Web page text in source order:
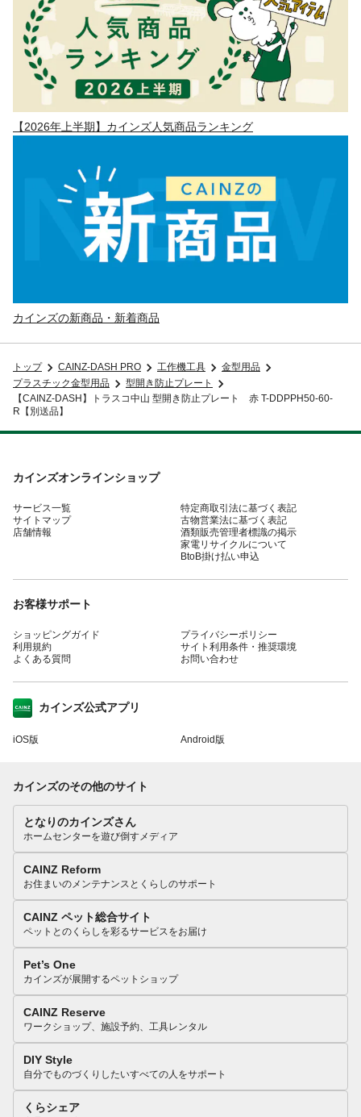
【2026年上半期】カインズ人気商品ランキング
カインズの新商品・新着商品
トップ CAINZ-DASH PRO 工作機工具
金型用品
プラスチック金型用品
型開き防止プレート
【CAINZ-DASH】トラスコ中山 型開き防止プレート 赤 T-DDPPH50-60-
R【別送品】
カインズオンラインショップ
サービス一覧
サイトマップ
店舗情報
特定商取引法に基づく表記
古物営業法に基づく表記
酒類販売管理者標識の掲示
家電リサイクルについて
BtoB掛け払い申込
お客様サポート
ショッピングガイド
利用規約
よくある質問
プライバシーポリシー
サイト利用条件・推奨環境
お問い合わせ
カインズ公式アプリ
iOS版 Android版
カインズのその他のサイト
となりのカインズさん
ホームセンターを遊び倒すメディア
CAINZ Reform
お住まいのメンテナンスとくらしのサポート
CAINZ ペット総合サイト
ペットとのくらしを彩るサービスをお届け
Pet’s One
カインズが展開するペットショップ
CAINZ Reserve
ワークショップ、施設予約、工具レンタル
DIY Style
自分でものづくりしたいすべての人をサポート
くらシェア